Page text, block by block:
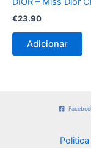
€23.90
Adicionar